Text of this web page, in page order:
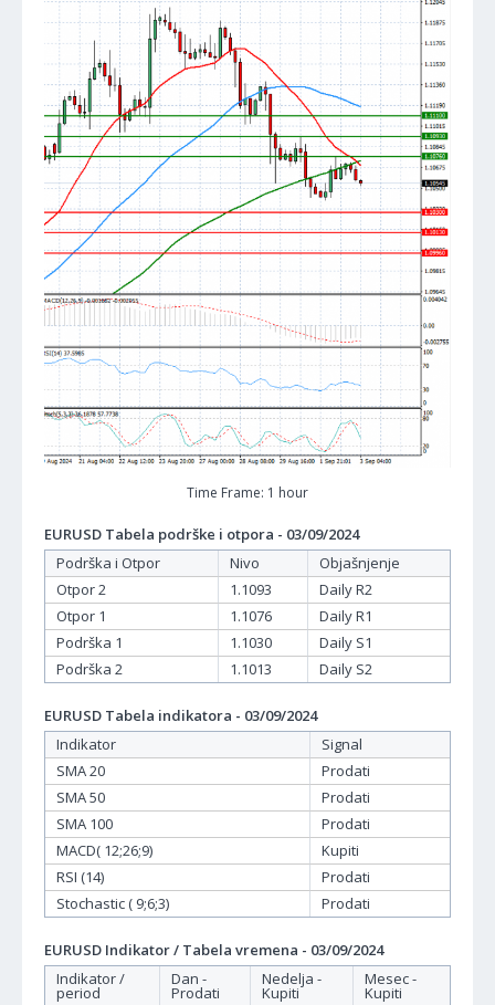
Time Frame: 1 hour
EURUSD Tabela podrške i otpora - 03/09/2024
Podrška i Otpor
Nivo
Objašnjenje
Otpor 2
1.1093
Daily R2
Otpor 1
1.1076
Daily R1
Podrška 1
1.1030
Daily S1
Podrška 2
1.1013 Daily S2
EURUSD Tabela indikatora - 03/09/2024
Indikator
Signal
SMA 20
Prodati
SMA 50
Prodati
SMA 100
Prodati
MACD( 12;26;9)
Kupiti
RSI (14)
Prodati
Stochastic ( 9;6;3)
Prodati
EURUSD Indikator / Tabela vremena - 03/09/2024
Indikator /
period
Dan -
Prodati
Nedelja -
Kupiti
Mesec -
Kupiti